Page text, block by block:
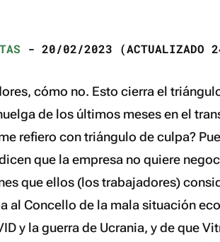
- 20/02/2023 (ACTUALIZADO
cómo no. Esto cierra el
de los últimos meses en el
refiero con triángulo de culpa?
que la empresa no quiere
que ellos (los trabajadores)
al Concello de la mala situación
y la guerra de Ucrania, y de que